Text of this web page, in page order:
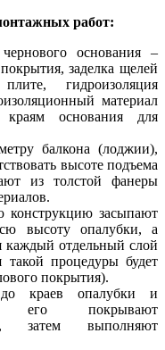
работ:
основания –
заделка щелей
гидроизоляция
материал
основания для
балкона (лоджии),
высоте подъема
из толстой фанеры
конструкцию засыпают
высоту опалубки, а
каждый отдельный слой
такой процедуры будет
покрытия).
краев опалубки и
его покрывают
затем выполняют